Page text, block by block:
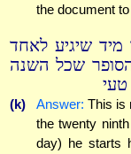
the document
שיגיע לאחד
הסופר שכל השנה
(k) Answer: This is
the twenty
day) he starts